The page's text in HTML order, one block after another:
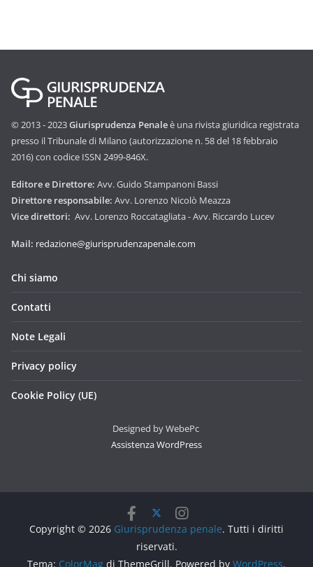
© 2013 - 2023Giurisprudenza Penaleè una rivista giuridica registrata
presso il Tribunale di Milano (autorizzazione n. 58 del 18 febbraio
2016) con codice ISSN 2499-846X.
Editore e Direttore: Avv. Guido Stampanoni Bassi
Direttore responsabile: Avv. Lorenzo Nicolò Meazza
Vice direttori: Avv. Lorenzo Roccatagliata - Avv. Riccardo Lucev
Mail: redazione@giurisprudenzapenale.com
Chi siamo
Contatti
Note Legali
Privacy policy
Cookie Policy (UE)
Designed by WebePc
Assistenza WordPress
Copyright © 2026 Giurisprudenza penale. Tutti i diritti
riservati.
Tema: ColorMag di ThemeGrill. Powered by WordPress.